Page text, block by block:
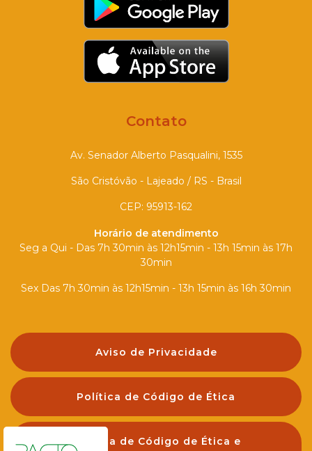
Contato
Av. Senador Alberto Pasqualini, 1535
São Cristóvão - Lajeado / RS - Brasil
CEP: 95913-162
Horário de atendimento
Seg a Qui - Das 7h 30min às 12h15min - 13h 15min às 17h
30min
Sex Das 7h 30min às 12h15min - 13h 15min às 16h 30min
Aviso de Privacidade
Política de Código de Ética
Política de Código de Ética e